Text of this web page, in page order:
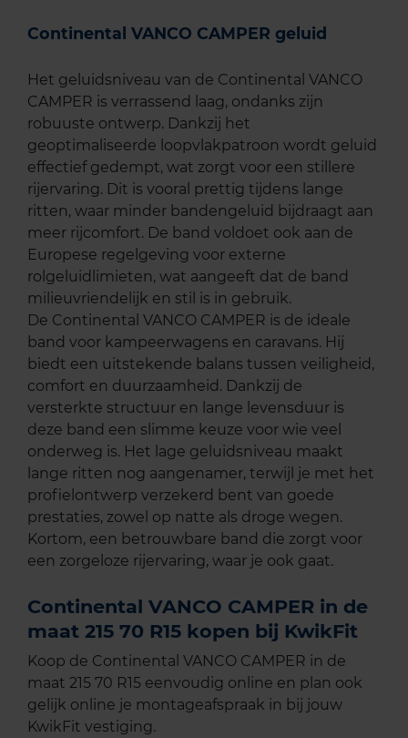
Continental VANCO CAMPER geluid
Het geluidsniveau van de Continental VANCO
CAMPER is verrassend laag, ondanks zijn
robuuste ontwerp. Dankzij het
geoptimaliseerde loopvlakpatroon wordt geluid
effectief gedempt, wat zorgt voor een stillere
rijervaring. Dit is vooral prettig tijdens lange
ritten, waar minder bandengeluid bijdraagt aan
meer rijcomfort. De band voldoet ook aan de
Europese regelgeving voor externe
rolgeluidlimieten, wat aangeeft dat de band
milieuvriendelijk en stil is in gebruik.
De Continental VANCO CAMPER is de ideale
band voor kampeerwagens en caravans. Hij
biedt een uitstekende balans tussen veiligheid,
comfort en duurzaamheid. Dankzij de
versterkte structuur en lange levensduur is
deze band een slimme keuze voor wie veel
onderweg is. Het lage geluidsniveau maakt
lange ritten nog aangenamer, terwijl je met het
profielontwerp verzekerd bent van goede
prestaties, zowel op natte als droge wegen.
Kortom, een betrouwbare band die zorgt voor
een zorgeloze rijervaring, waar je ook gaat.
Continental VANCO CAMPER in de
maat 215 70 R15 kopen bij KwikFit
Koop de Continental VANCO CAMPER in de
maat 215 70 R15 eenvoudig online en plan ook
gelijk online je montageafspraak in bij jouw
KwikFit vestiging.